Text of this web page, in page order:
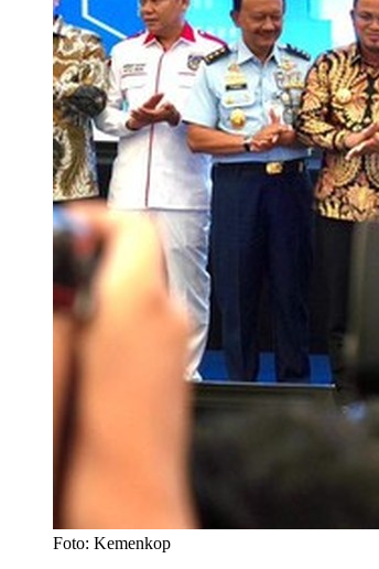
Foto: Kemenkop